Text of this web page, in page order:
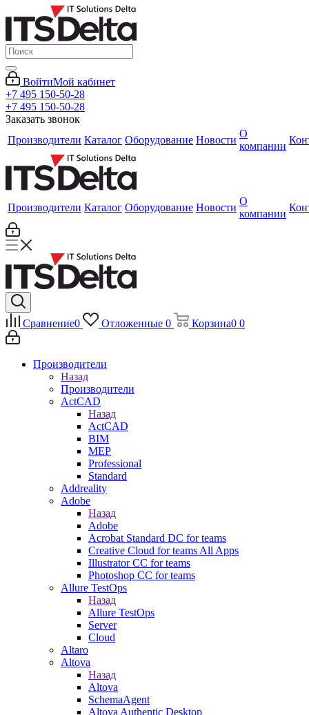
ВойтиМой кабинет
+7 495 150-50-28
+7 495 150-50-28
Заказать звонок
Производители Каталог Оборудование Новости
О
компании
Производители Каталог Оборудование Новости
О
компании
Сравнение0 Отложенные 0 Корзина0 0
Производители
Назад
Производители
ActCAD
Назад
ActCAD
BIM
MEP
Professional
Standard
Addreality
Adobe
Назад
Adobe
Acrobat Standard DC for teams
Creative Cloud for teams All Apps
Illustrator CC for teams
Photoshop CC for teams
Allure TestOps
Назад
Allure TestOps
Server
Cloud
Altaro
Altova
Назад
Altova
SchemaAgent
Altova Authentic Desktop